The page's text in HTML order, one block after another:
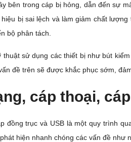
bên trong cáp bị hỏng, dẫn đến sự
bị sai lệch và làm giảm chất
bộ phân tách.
sử dụng các thiết bị như bút
đề trên sẽ được khắc phục sớm,
cáp thoại,
đồng trục và USB là một quy trình
hiện nhanh chóng các vấn đề